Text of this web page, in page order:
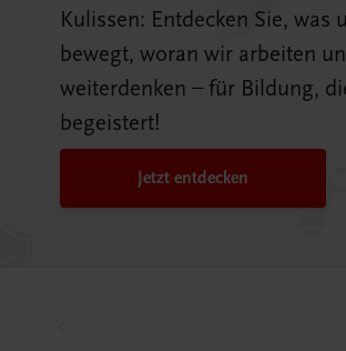
Kulissen: Entdecken Sie, was
bewegt, woran wir arbeiten
weiterdenken – für Bildung,
begeistert!
Jetzt entdecken